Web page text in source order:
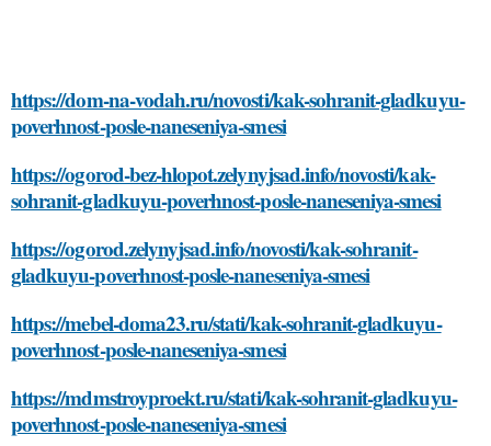
https://dom-na-vodah.ru/novosti/kak-sohranit-gladkuyu-
poverhnost-posle-naneseniya-smesi
https://ogorod-bez-hlopot.zelynyjsad.info/novosti/kak-
sohranit-gladkuyu-poverhnost-posle-naneseniya-smesi
https://ogorod.zelynyjsad.info/novosti/kak-sohranit-
gladkuyu-poverhnost-posle-naneseniya-smesi
https://mebel-doma23.ru/stati/kak-sohranit-gladkuyu-
poverhnost-posle-naneseniya-smesi
https://mdmstroyproekt.ru/stati/kak-sohranit-gladkuyu-
poverhnost-posle-naneseniya-smesi